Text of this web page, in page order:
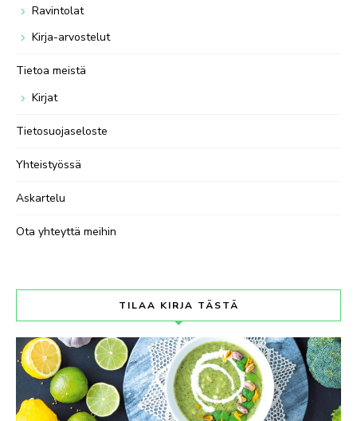
Ravintolat
Kirja-arvostelut
Tietoa meistä
Kirjat
Tietosuojaseloste
Yhteistyössä
Askartelu
Ota yhteyttä meihin
TILAA KIRJA TÄSTÄ